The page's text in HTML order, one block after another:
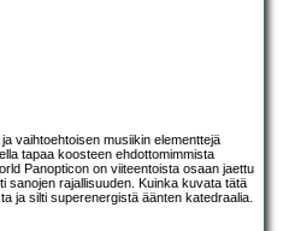
vaihtoehtoisen musiikin elementtejä
tapaa koosteen ehdottomimmista
Panopticon on viiteentoista osaan jaettu
sanojen rajallisuuden. Kuinka kuvata tätä
ja silti superenergistä äänten katedraalia.